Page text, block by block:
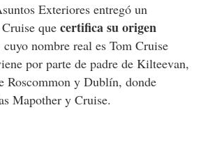
Exteriores entregó un
que certifica su origen
nombre real es Tom Cruise
por parte de padre de Kilteevan,
Roscommon y Dublín, donde
Mapother y Cruise.